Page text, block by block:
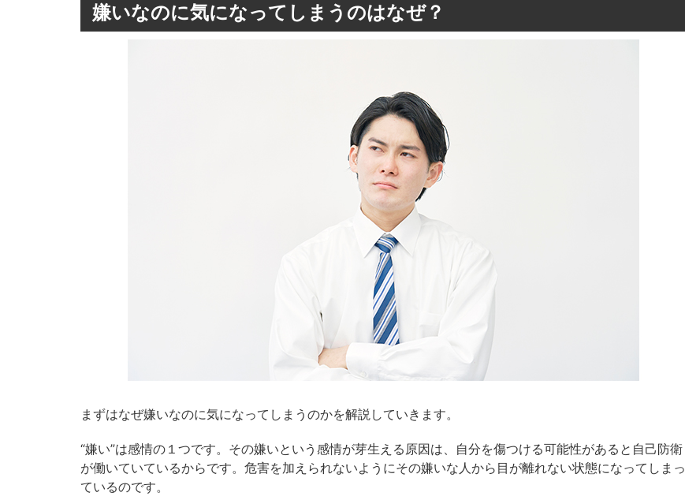
嫌いなのに気になってしまうのはなぜ？
まずはなぜ嫌いなのに気になってしまうのかを解説していきます。
“嫌い”は感情の１つです。その嫌いという感情が芽生える原因は、自分を傷つける可能性があると自己防衛
が働いていているからです。危害を加えられないようにその嫌いな人から目が離れない状態になってしまっ
ているのです。